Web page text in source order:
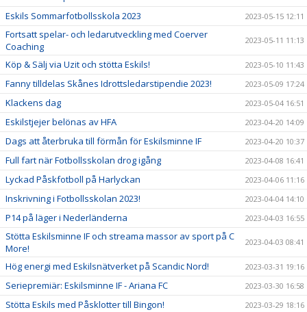
Eskils Sommarfotbollsskola 2023 2023-05-15 12:11
Fortsatt spelar- och ledarutveckling med Coerver
Coaching
2023-05-11 11:13
Köp & Sälj via Uzit och stötta Eskils! 2023-05-10 11:43
Fanny tilldelas Skånes Idrottsledarstipendie 2023! 2023-05-09 17:24
Klackens dag 2023-05-04 16:51
Eskilstjejer belönas av HFA 2023-04-20 14:09
Dags att återbruka till förmån för Eskilsminne IF 2023-04-20 10:37
Full fart när Fotbollsskolan drog igång 2023-04-08 16:41
Lyckad Påskfotboll på Harlyckan 2023-04-06 11:16
Inskrivning i Fotbollsskolan 2023! 2023-04-04 14:10
P14 på läger i Nederländerna 2023-04-03 16:55
Stötta Eskilsminne IF och streama massor av sport på C
More!
2023-04-03 08:41
Hög energi med Eskilsnätverket på Scandic Nord! 2023-03-31 19:16
Seriepremiär: Eskilsminne IF - Ariana FC 2023-03-30 16:58
Stötta Eskils med Påsklotter till Bingon! 2023-03-29 18:16